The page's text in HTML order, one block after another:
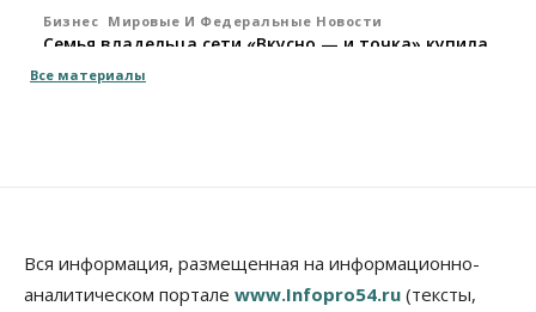
Бизнес Мировые И Федеральные Новости
Семья владельца сети «Вкусно — и точка» купила
10 Августа 2026, 15:30
Недвижимость
Новосибирск находится в процессе движения к
«человечному» городу
Все материалы
Вся информация, размещенная на информационно-
аналитическом портале www.Infopro54.ru (тексты,